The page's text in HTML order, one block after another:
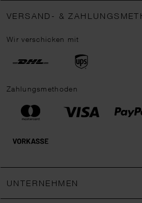
VERSAND- &
Wir verschicken mit
Zahlungsmethoden
UNTERNEHMEN